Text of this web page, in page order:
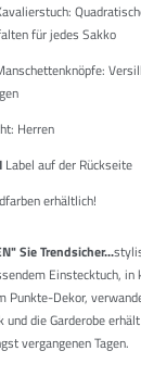
für jedes Sakko
Herren
Label auf der Rückseite
erhältlich!
Sie Trendsicher...
Einstecktuch, in
Punkte-Dekor,
und die Garderobe
vergangenen Tagen.